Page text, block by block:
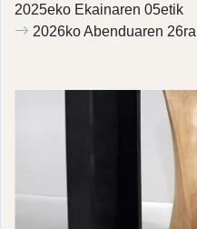
2025eko Ekainaren 05etik
2026ko Abenduaren 26ra